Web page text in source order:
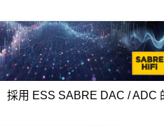
採用 ESS SABRE DAC / ADC